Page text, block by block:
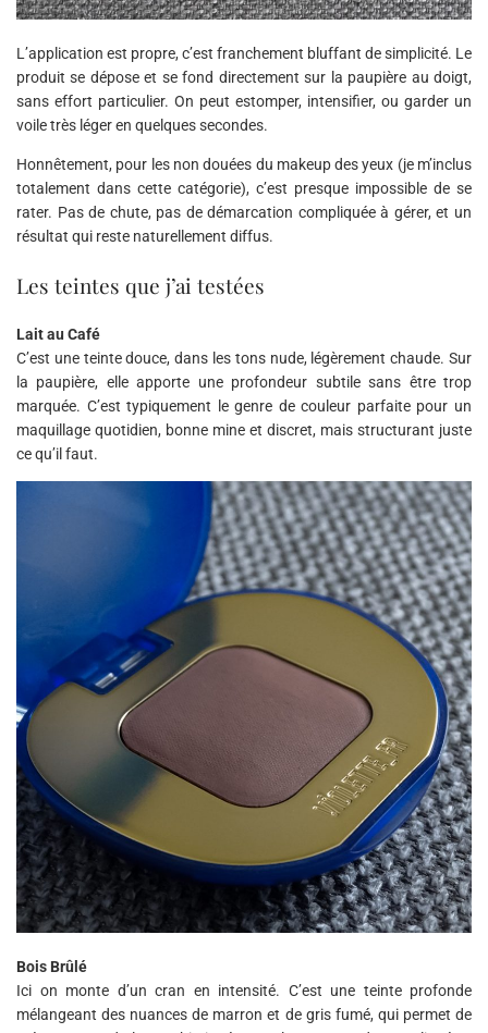
L’application est propre, c’est franchement bluffant de simplicité. Le
produit se dépose et se fond directement sur la paupière au doigt,
sans effort particulier. On peut estomper, intensifier, ou garder un
voile très léger en quelques secondes.
Honnêtement, pour les non douées du makeup des yeux (je m’inclus
totalement dans cette catégorie), c’est presque impossible de se
rater. Pas de chute, pas de démarcation compliquée à gérer, et un
résultat qui reste naturellement diffus.
Les teintes que j’ai testées
Lait au Café
C’est une teinte douce, dans les tons nude, légèrement chaude. Sur
la paupière, elle apporte une profondeur subtile sans être trop
marquée. C’est typiquement le genre de couleur parfaite pour un
maquillage quotidien, bonne mine et discret, mais structurant juste
ce qu’il faut.
Bois Brûlé
Ici on monte d’un cran en intensité. C’est une teinte profonde
mélangeant des nuances de marron et de gris fumé, qui permet de